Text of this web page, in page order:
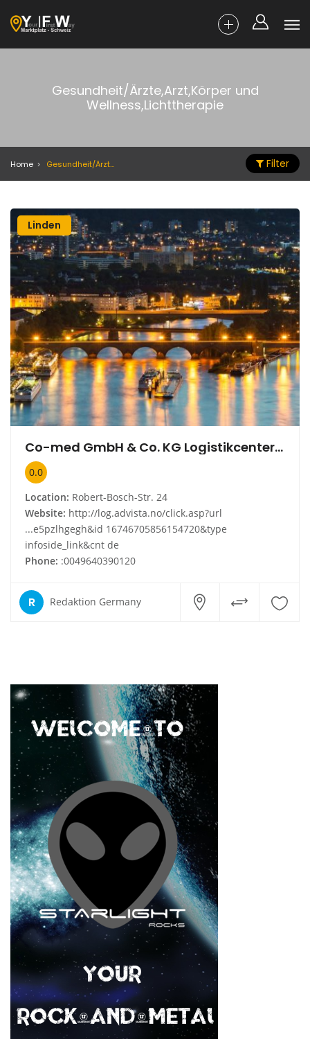
Gesundheit/Ärzte,Arzt,Körper und
Wellness,Lichttherapie
Home Gesundheit/Ärzte,Arzt,Körper und Wellness,Lichttherapie Filter
Linden
Co-med GmbH & Co. KG Logistikcenter für Arzt und Krankenhausbedarf
0.0
Location: Robert-Bosch-Str. 24
Website: http://log.advista.no/click.asp?url
...e5pzlhgegh&id 16746705856154720&type
infoside_link&cnt de
Phone: :0049640390120
R Redaktion Germany